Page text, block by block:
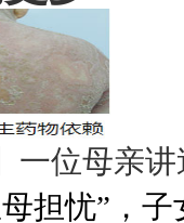
一位母亲
担忧”，子